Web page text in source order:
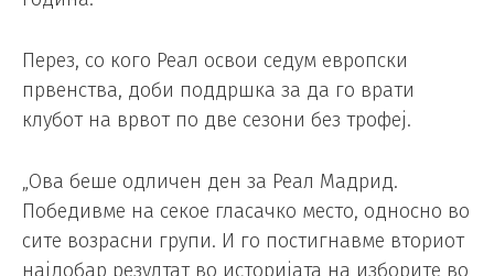
Перез, со кого Реал освои седум европски
првенства, доби поддршка за да го врати
клубот на врвот по две сезони без трофеј.
„Ова беше одличен ден за Реал Мадрид.
Победивме на секое гласачко место, односно во
сите возрасни групи. И го постигнавме вториот
најдобар резултат во историјата на изборите во